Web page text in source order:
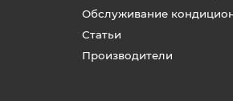
Обслуживание
Статьи
Производители